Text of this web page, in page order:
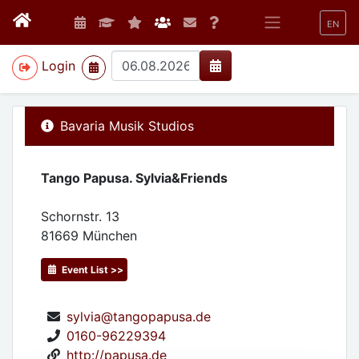
EN
Login
>
Bavaria Musik Studios
Tango Papusa. Sylvia&Friends
Schornstr. 13
81669 München
Event List >>
sylvia@tangopapusa.de
0160-96229394
http://papusa.de